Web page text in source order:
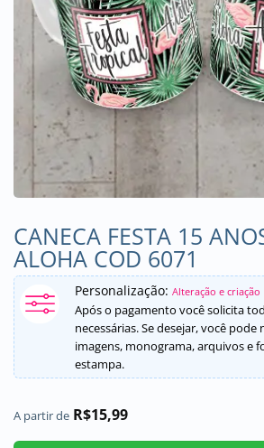
CANECA FESTA 15
ALOHA COD 6071
Personalização: Alteração e criação
Após o pagamento você solicita
necessárias. Se desejar, você
imagens, monograma, arquivos e
estampa.
A partir de R$15,99